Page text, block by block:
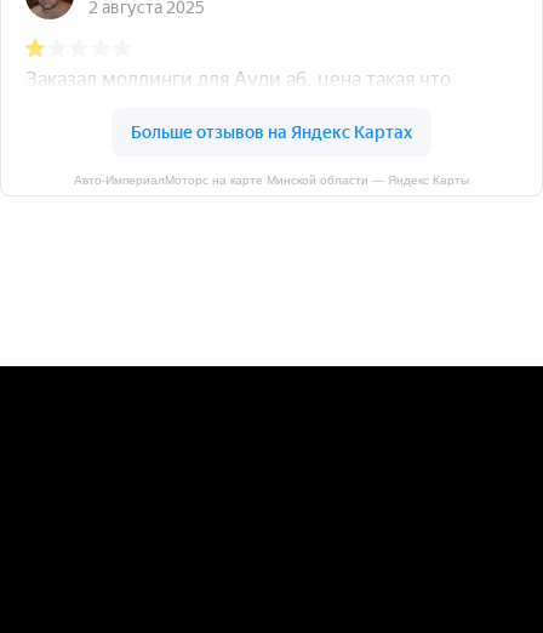
Авто-ИмпериалМоторс на карте Минской области — Яндекс Карты